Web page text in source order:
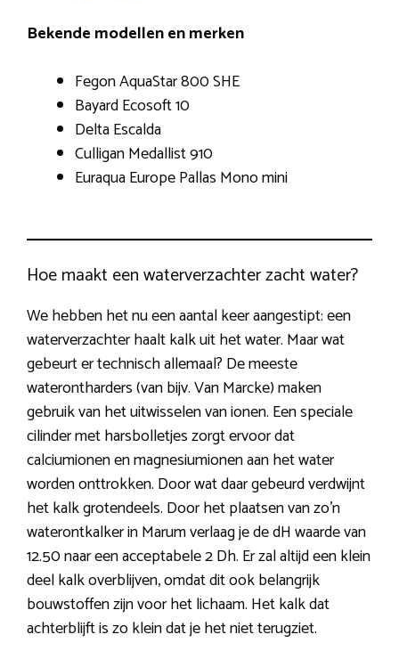
Bekende modellen en merken
Fegon AquaStar 800 SHE
Bayard Ecosoft 10
Delta Escalda
Culligan Medallist 910
Euraqua Europe Pallas Mono mini
Hoe maakt een waterverzachter zacht water?
We hebben het nu een aantal keer aangestipt: een
waterverzachter haalt kalk uit het water. Maar wat
gebeurt er technisch allemaal? De meeste
waterontharders (van bijv. Van Marcke) maken
gebruik van het uitwisselen van ionen. Een speciale
cilinder met harsbolletjes zorgt ervoor dat
calciumionen en magnesiumionen aan het water
worden onttrokken. Door wat daar gebeurd verdwijnt
het kalk grotendeels. Door het plaatsen van zo’n
waterontkalker in Marum verlaag je de dH waarde van
12.50 naar een acceptabele 2 Dh. Er zal altijd een klein
deel kalk overblijven, omdat dit ook belangrijk
bouwstoffen zijn voor het lichaam. Het kalk dat
achterblijft is zo klein dat je het niet terugziet.